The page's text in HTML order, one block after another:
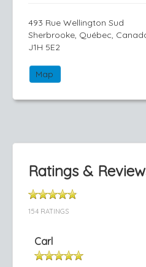
493 Rue Wellington Sud
Sherbrooke, Québec,
J1H 5E2
Map
Ratings &
154 RATINGS
Carl